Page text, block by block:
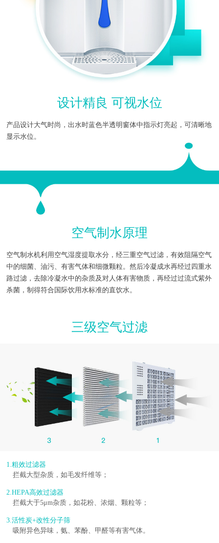
设计精良 可视水位
产品设计大气时尚，出水时蓝色半透明窗体中指示灯亮起，可清晰地
显示水位。
空气制水原理
空气制水机利用空气湿度提取水分，经三重空气过滤，有效阻隔空气
中的细菌、油污、有害气体和细微颗粒。然后冷凝成水再经过四重水
路过滤，去除冷凝水中的杂质及对人体有害物质，再经过过流式紫外
杀菌，制得符合国际饮用水标准的直饮水。
三级空气过滤
1.粗效过滤器
拦截大型杂质，如毛发纤维等；
2.HEPA高效过滤器
拦截大于5μm杂质，如花粉、浓烟、颗粒等；
3.活性炭+改性分子筛
吸附异色异味，氨、苯酚、甲醛等有害气体。